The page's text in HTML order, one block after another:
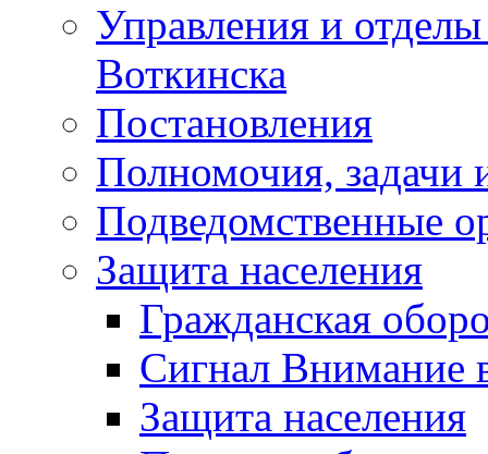
Управления и
Воткинска
Постановления
Полномочия, задачи
Подведомственные
Защита населения
Гражданская
Сигнал Внимание
Защита населения